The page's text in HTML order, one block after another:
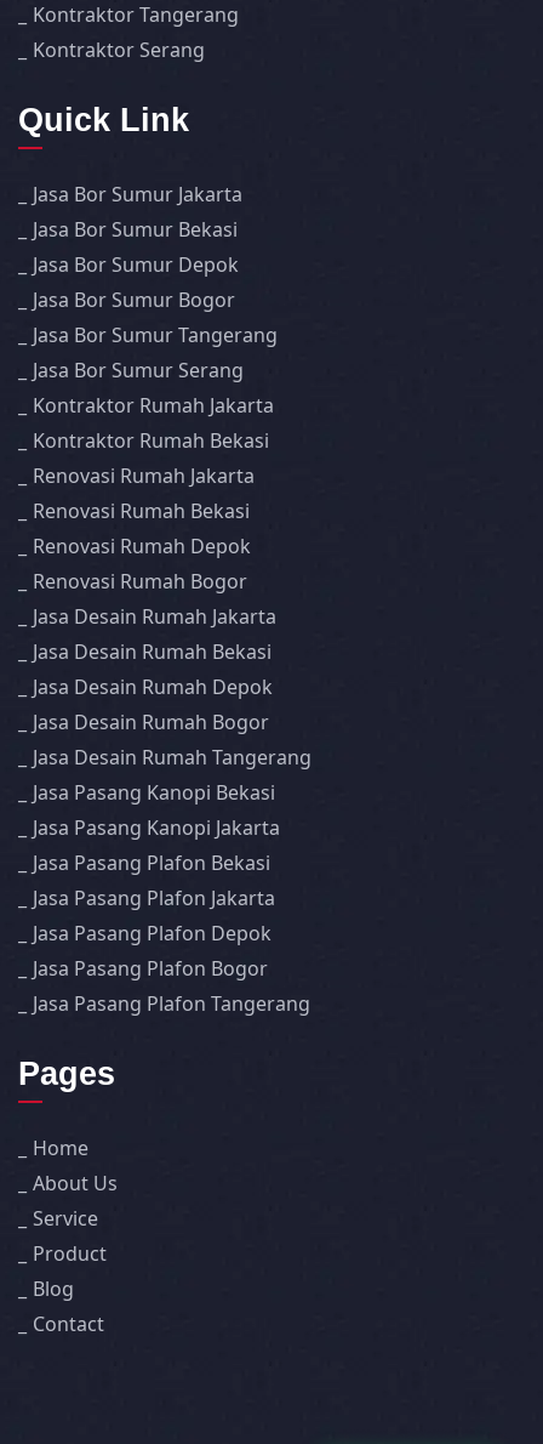
Kontraktor Tangerang
Kontraktor Serang
Quick Link
Jasa Bor Sumur Jakarta
Jasa Bor Sumur Bekasi
Jasa Bor Sumur Depok
Jasa Bor Sumur Bogor
Jasa Bor Sumur Tangerang
Jasa Bor Sumur Serang
Kontraktor Rumah Jakarta
Kontraktor Rumah Bekasi
Renovasi Rumah Jakarta
Renovasi Rumah Bekasi
Renovasi Rumah Depok
Renovasi Rumah Bogor
Jasa Desain Rumah Jakarta
Jasa Desain Rumah Bekasi
Jasa Desain Rumah Depok
Jasa Desain Rumah Bogor
Jasa Desain Rumah Tangerang
Jasa Pasang Kanopi Bekasi
Jasa Pasang Kanopi Jakarta
Jasa Pasang Plafon Bekasi
Jasa Pasang Plafon Jakarta
Jasa Pasang Plafon Depok
Jasa Pasang Plafon Bogor
Jasa Pasang Plafon Tangerang
Pages
Home
About Us
Service
Product
Blog
Contact